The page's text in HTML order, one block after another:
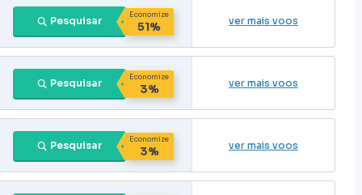
Pesquisar
Economize
51% ver mais voos
Pesquisar
Economize
3% ver mais voos
Pesquisar
Economize
3% ver mais voos